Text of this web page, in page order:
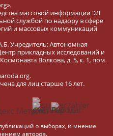
массовой информации ЭЛ
службой по надзору в сфере
и массовых коммуникаций
Учредитель: Автономная
прикладных исследований и
Волкова, д. 5, к. 1, пом.
для лиц старше 16 лет.
о выборах, и мнение
авторов.